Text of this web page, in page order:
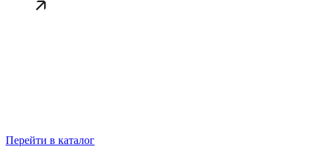
Перейти в каталог